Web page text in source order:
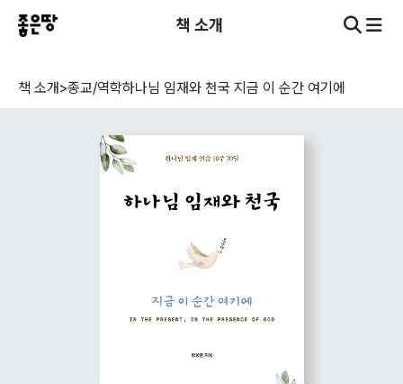
책 소개
책 소개>종교/역학하나님 임재와 천국 지금 이 순간 여기에